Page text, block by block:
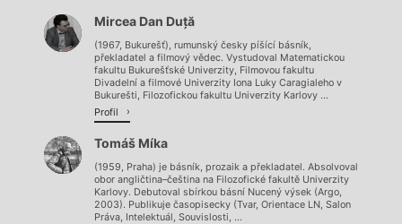
Mircea Dan Duță
(1967, Bukurešť), rumunský česky píšící básník,
překladatel a filmový vědec. Vystudoval Matematickou
fakultu Bukurešťské Univerzity, Filmovou fakultu
Divadelní a filmové Univerzity Iona Luky Caragialeho v
Bukurešti, Filozofickou fakultu Univerzity Karlovy ...
Profil
Tomáš Míka
(1959, Praha) je básník, prozaik a překladatel. Absolvoval
obor angličtina–čeština na Filozofické fakultě Univerzity
Karlovy. Debutoval sbírkou básní Nucený výsek (Argo,
2003). Publikuje časopisecky (Tvar, Orientace LN, Salon
Práva, Intelektuál, Souvislosti, ...